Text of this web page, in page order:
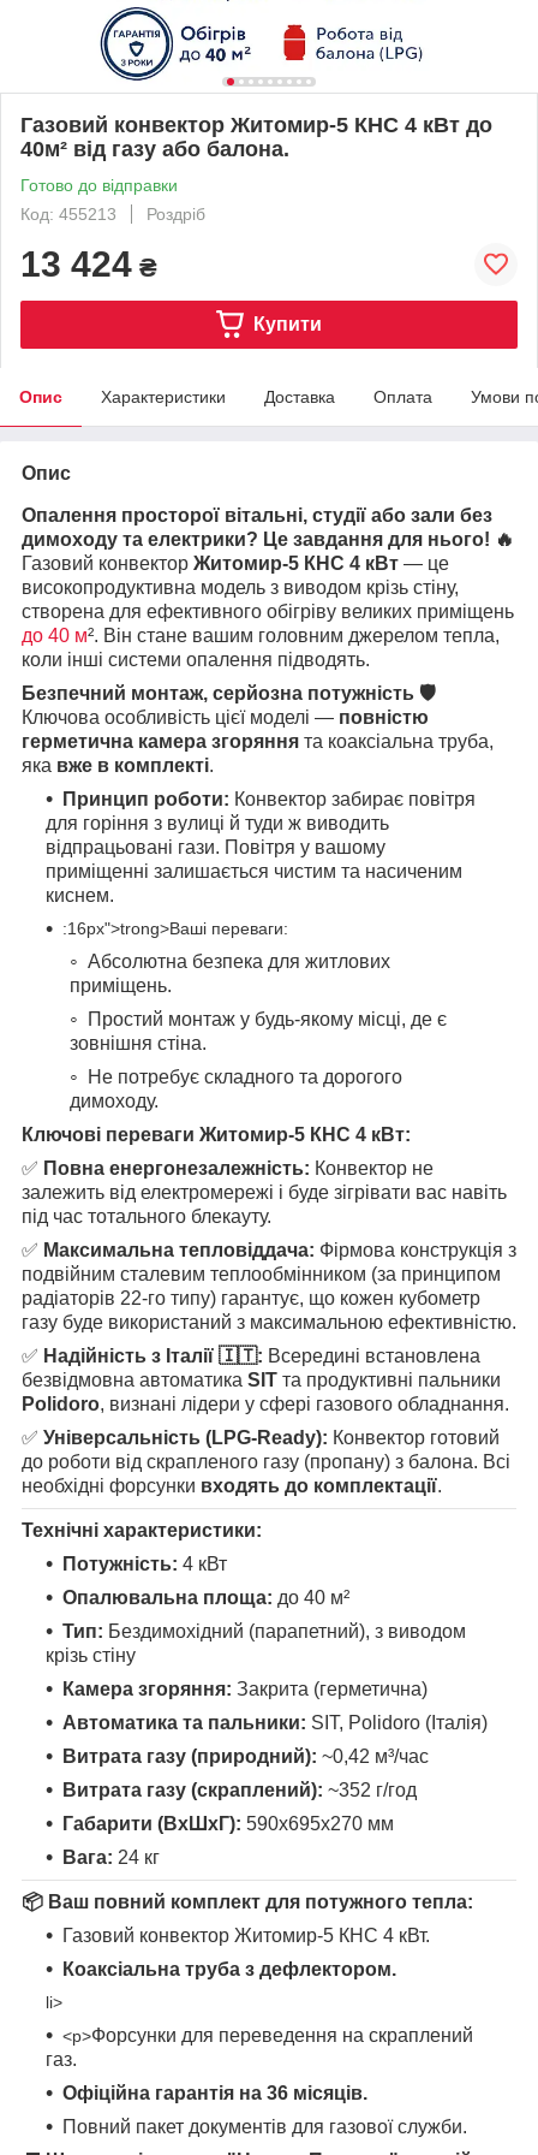
Газовий конвектор Житомир-5 КНС 4 кВт до
40м² від газу або балона.
Готово до відправки
Код: 455213
Роздріб
13 424 ₴
Купити
Опис Характеристики Доставка Оплата Умови
Опис
Опалення просторої вітальні, студії або зали без
димоходу та електрики? Це завдання для нього! 🔥
Газовий конвектор Житомир-5 КНС 4 кВт — це
високопродуктивна модель з виводом крізь стіну,
створена для ефективного обігріву великих приміщень
до 40 м². Він стане вашим головним джерелом тепла,
коли інші системи опалення підводять.
Безпечний монтаж, серйозна потужність 🛡️
Ключова особливість цієї моделі — повністю
герметична камера згоряння та коаксіальна труба,
яка вже в комплекті.
Принцип роботи: Конвектор забирає повітря
для горіння з вулиці й туди ж виводить
відпрацьовані гази. Повітря у вашому
приміщенні залишається чистим та насиченим
киснем.
:16px">trong>Ваші переваги:
Абсолютна безпека для житлових
приміщень.
Простий монтаж у будь-якому місці, де є
зовнішня стіна.
Не потребує складного та дорогого
димоходу.
Ключові переваги Житомир-5 КНС 4 кВт:
✅ Повна енергонезалежність: Конвектор не
залежить від електромережі і буде зігрівати вас навіть
під час тотального блекауту.
✅ Максимальна тепловіддача: Фірмова конструкція з
подвійним сталевим теплообмінником (за принципом
радіаторів 22-го типу) гарантує, що кожен кубометр
газу буде використаний з максимальною ефективністю.
✅ Надійність з Італії 🇮🇹: Всередині встановлена
безвідмовна автоматика SIT та продуктивні пальники
Polidoro, визнані лідери у сфері газового обладнання.
✅ Універсальність (LPG-Ready): Конвектор готовий
до роботи від скрапленого газу (пропану) з балона. Всі
необхідні форсунки входять до комплектації.
Технічні характеристики:
Потужність: 4 кВт
Опалювальна площа: до 40 м²
Тип: Бездимохідний (парапетний), з виводом
крізь стіну
Камера згоряння: Закрита (герметична)
Автоматика та пальники: SIT, Polidoro (Італія)
Витрата газу (природний): ~0,42 м³/час
Витрата газу (скраплений): ~352 г/год
Габарити (ВхШхГ): 590х695х270 мм
Вага: 24 кг
📦 Ваш повний комплект для потужного тепла:
Газовий конвектор Житомир-5 КНС 4 кВт.
Коаксіальна труба з дефлектором.
li>
<p>Форсунки для переведення на скраплений
газ.
Офіційна гарантія на 36 місяців.
Повний пакет документів для газової служби.